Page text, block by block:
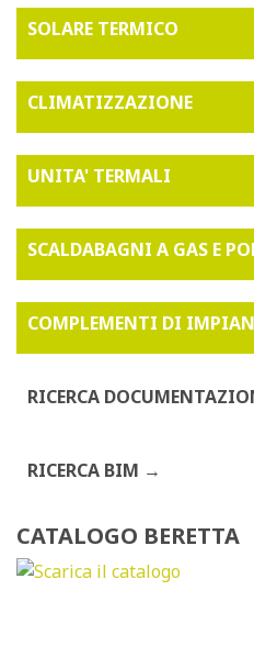
SOLARE TERMICO
CLIMATIZZAZIONE
UNITA' TERMALI
SCALDABAGNI A GAS E
COMPLEMENTI DI
RICERCA
RICERCA BIM
CATALOGO BERETTA